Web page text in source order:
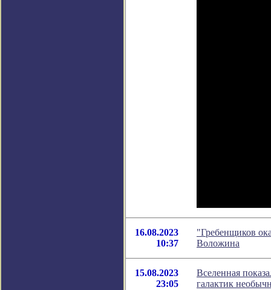
16.08.2023
10:37
"Гребенщиков
Воложина
15.08.2023
23:05
Вселенная
галактик